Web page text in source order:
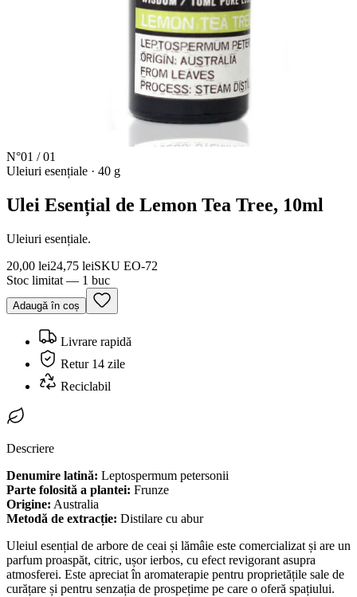
N°01 /01
Uleiuri esențiale · 40 g
Ulei Esențial de Lemon Tea Tree, 10ml
Uleiuri esențiale.
20,00 lei24,75 leiSKU EO-72
Stoc limitat — 1 buc
Adaugă în coș
Livrare rapidă
Retur 14 zile
Reciclabil
Descriere
Denumire latină: Leptospermum petersonii
Parte folosită a plantei: Frunze
Origine: Australia
Metodă de extracție: Distilare cu abur
Uleiul esențial de arbore de ceai și lămâie este comercializat și are un
parfum proaspăt, citric, ușor ierbos, cu efect revigorant asupra
atmosferei. Este apreciat în aromaterapie pentru proprietățile sale de
curățare și pentru senzația de prospețime pe care o oferă spațiului.